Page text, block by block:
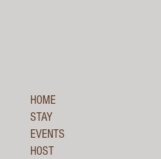
HOME
STAY
EVENTS
HOST